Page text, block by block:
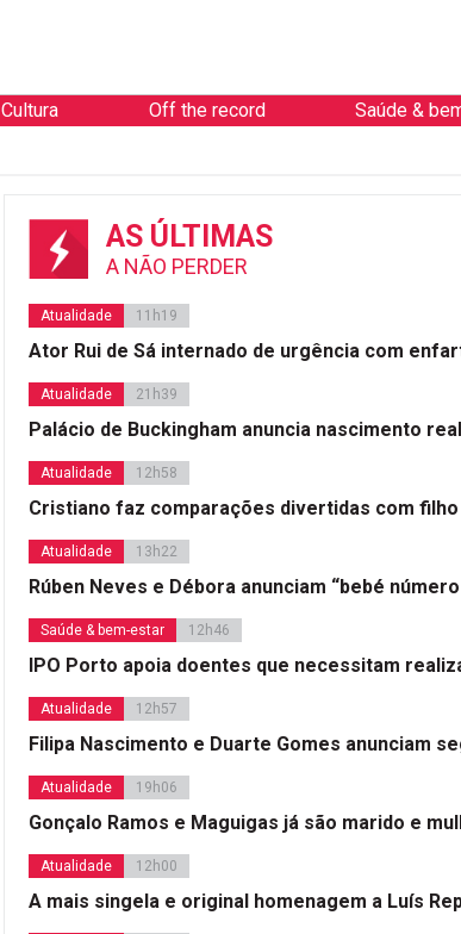
Cultura Off the record Saúde &
AS ÚLTIMAS
A NÃO PERDER
Atualidade 11h19
Ator Rui de Sá internado de urgência com
Atualidade 21h39
Palácio de Buckingham anuncia nascimento
Atualidade 12h58
Cristiano faz comparações divertidas com
Atualidade 13h22
Rúben Neves e Débora anunciam “bebé
Saúde & bem-estar 12h46
IPO Porto apoia doentes que necessitam
Atualidade 12h57
Filipa Nascimento e Duarte Gomes anunciam
Atualidade 19h06
Gonçalo Ramos e Maguigas já são marido e
Atualidade 12h00
A mais singela e original homenagem a Luís